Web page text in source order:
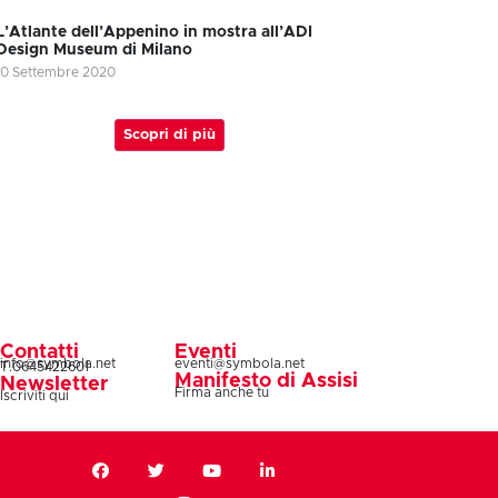
L’Atlante dell’Appenino in mostra all’ADI
Design Museum di Milano
Settembre 2020
Scopri di più
Contatti
info@symbola.net
T.0645422601
Newsletter
Iscriviti qui
Eventi
eventi@symbola.net
Manifesto di Assisi
Firma anche tu